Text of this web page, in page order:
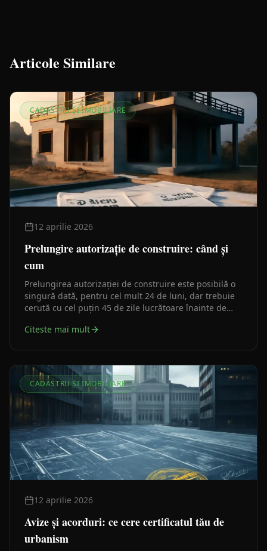
Articole Similare
CADASTRU ȘI IMOBILIARE
12 aprilie 2026
Prelungire autorizație de construire: când și
cum
Prelungirea autorizației de construire este posibilă o
singură dată, pentru cel mult 24 de luni, dar trebuie
cerută cu cel puțin 45 de zile lucrătoare înainte de
Citeste mai mult
CADASTRU ȘI IMOBILIARE
12 aprilie 2026
Avize și acorduri: ce cere certificatul tău de
urbanism